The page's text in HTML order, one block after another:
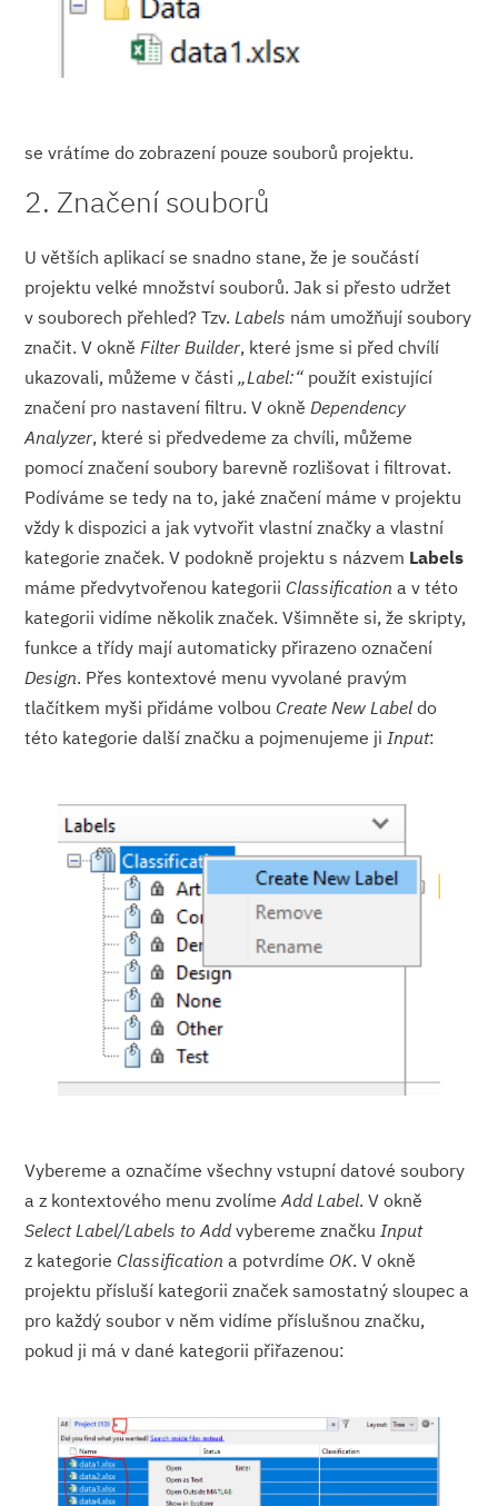
se vrátíme do zobrazení pouze souborů projektu.
2. Značení souborů
U větších aplikací se snadno stane, že je součástí
projektu velké množství souborů. Jak si přesto udržet
v souborech přehled? Tzv.Labels nám umožňují soubory
značit. V okněFilter Builder, které jsme si před chvílí
ukazovali, můžeme v části„Label:“ použít existující
značení pro nastavení filtru. V okněDependency
Analyzer, které si předvedeme za chvíli, můžeme
pomocí značení soubory barevně rozlišovat i filtrovat.
Podíváme se tedy na to, jaké značení máme v projektu
vždy k dispozici a jak vytvořit vlastní značky a vlastní
kategorie značek. V podokně projektu s názvem Labels
máme předvytvořenou kategorii Classification a v této
kategorii vidíme několik značek. Všimněte si, že skripty,
funkce a třídy mají automaticky přirazeno označení
Design. Přes kontextové menu vyvolané pravým
tlačítkem myši přidáme volbou Create New Label do
této kategorie další značku a pojmenujeme jiInput:
Vybereme a označíme všechny vstupní datové soubory
a z kontextového menu zvolímeAdd Label. V okně
Select Label/Labels to Addvybereme značkuInput
z kategorie Classification a potvrdíme OK. V okně
projektu přísluší kategorii značek samostatný sloupec a
pro každý soubor v něm vidíme příslušnou značku,
pokud ji má v dané kategorii přiřazenou: